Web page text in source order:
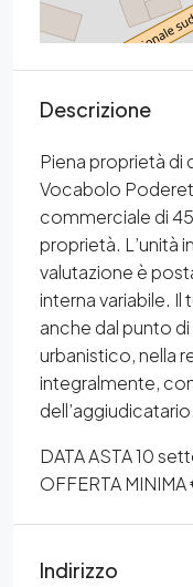
Descrizione
Piena proprietà di
Vocabolo
commerciale di
proprietà. L’unità
valutazione è
interna variabile.
anche dal punto
urbanistico, nella
integralmente,
dell’aggiudicatario.
DATA ASTA 10
OFFERTA
Indirizzo